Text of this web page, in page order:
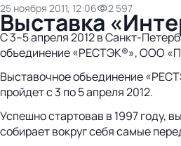
25 ноября 2011, 12:06 2 597
Выставка
С 3–5 апреля 2012 в Санкт-
объединение «РЕСТЭК®», ООО
Выставочное объединение
пройдет с 3 по 5 апреля 2012.
Успешно стартовав в 1997 году,
собирает вокруг себя самые